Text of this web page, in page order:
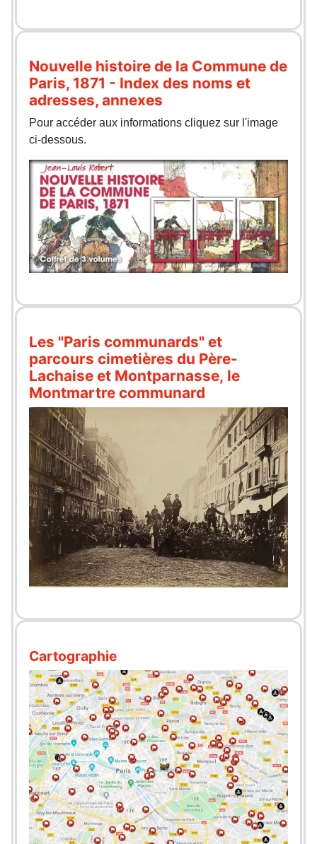
Nouvelle histoire de la Commune de
Paris, 1871 - Index des noms et
adresses, annexes
Pour accéder aux informations cliquez sur l'image
ci-dessous.
Les "Paris communards" et
parcours cimetières du Père-
Lachaise et Montparnasse, le
Montmartre communard
Cartographie